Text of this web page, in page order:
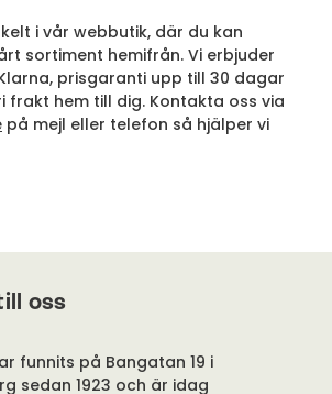
i vår webbutik, där du kan
sortiment hemifrån. Vi erbjuder
prisgaranti upp till 30 dagar
frakt hem till dig. Kontakta oss via
på mejl eller telefon så hjälper vi
oss
funnits på Bangatan 19 i
sedan 1923 och är idag